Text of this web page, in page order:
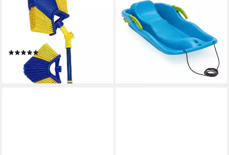
Teleskopstiel Eckbesen-Set
mit 4 Meter Teleskopstange
und Ersatzbesenkopf,
Italienisches Grobgewinde
(1)
31,90 €
lieferbar - in 2-3 Werktagen bei dir
Schlitten
38,55 €
lieferbar - in 3-4 Werktagen bei dir